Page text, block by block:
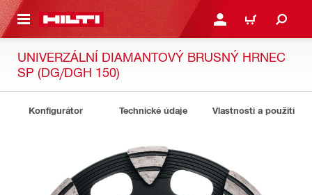
HLAVNÍ OBSAH PŘIHLÁSIT NEBO
KOŠÍK
UNIVERZÁLNÍ DIAMANTOVÝ BRUSNÝ HRNEC
SP (DG/DGH 150)
Konfigurátor Technické údaje Vlastnosti a použití